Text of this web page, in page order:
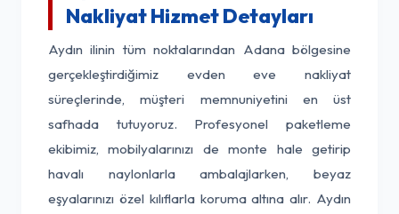
Nakliyat Hizmet Detayları
Aydın ilinin tüm noktalarından Adana bölgesine
gerçekleştirdiğimiz evden eve nakliyat
süreçlerinde, müşteri memnuniyetini en üst
safhada tutuyoruz. Profesyonel paketleme
ekibimiz, mobilyalarınızı de monte hale getirip
havalı naylonlarla ambalajlarken, beyaz
eşyalarınızı özel kılıflarla koruma altına alır. Aydın